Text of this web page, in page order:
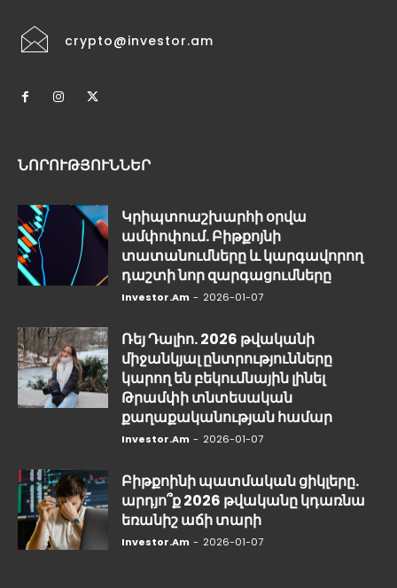
crypto@investor.am
ՆՈՐՈՒԹՅՈՒՆՆԵՐ
Կրիպտոաշխարհի օրվա
ամփոփում. Բիթքոյնի
տատանումները և կարգավորող
դաշտի նոր զարգացումները
Investor.am - 2026-01-07
Ռեյ Դալիո. 2026 թվականի
միջանկյալ ընտրությունները
կարող են բեկումնային լինել
Թրամփի տնտեսական
քաղաքականության համար
Investor.am - 2026-01-07
Բիթքոինի պատմական ցիկլերը.
արդյո՞ք 2026 թվականը կդառնա
եռանիշ աճի տարի
Investor.am - 2026-01-07